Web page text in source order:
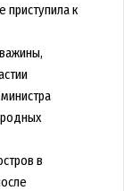
приступила к
в